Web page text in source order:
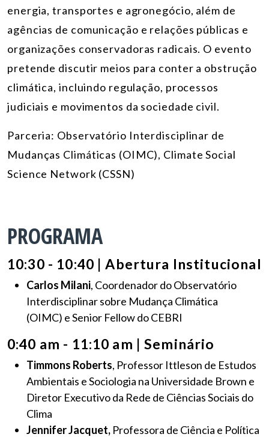
energia, transportes e agronegócio, além de
agências de comunicação e relações públicas e
organizações conservadoras radicais. O evento
pretende discutir meios para conter a obstrução
climática, incluindo regulação, processos
judiciais e movimentos da sociedade civil.
Parceria: Observatório Interdisciplinar de
Mudanças Climáticas (OIMC), Climate Social
Science Network (CSSN)
PROGRAMA
10:30 - 10:40 | Abertura Institucional
Carlos Milani, Coordenador do Observatório
Interdisciplinar sobre Mudança Climática
(OIMC) e Senior Fellow do CEBRI
0:40 am - 11:10 am | Seminário
Timmons Roberts, Professor Ittleson de Estudos
Ambientais e Sociologia na Universidade Brown e
Diretor Executivo da Rede de Ciências Sociais do
Clima
Jennifer Jacquet, Professora de Ciência e Política